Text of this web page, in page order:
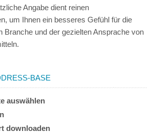
Angabe dient reinen
um Ihnen ein besseres Gefühl für die
Branche und der gezielten Ansprache von
BASE
auswählen
downloaden